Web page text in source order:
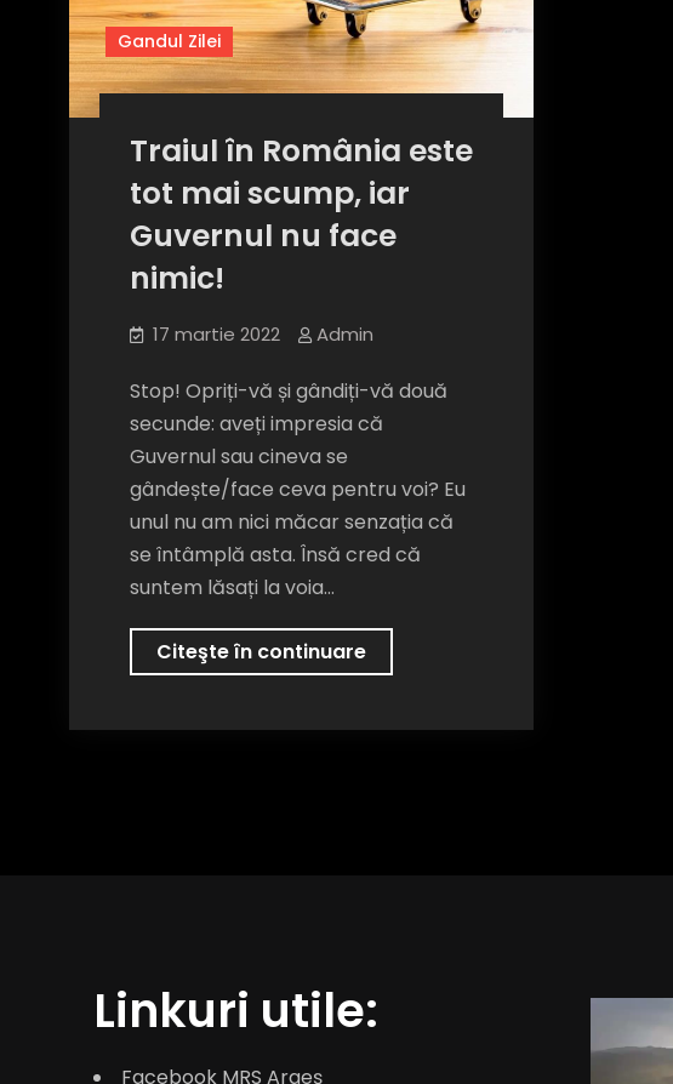
Gandul Zilei
Traiul în România este
tot mai scump, iar
Guvernul nu face
nimic!
17 martie 2022 Admin
Stop! Opriți-vă și gândiți-vă două
secunde: aveți impresia că
Guvernul sau cineva se
gândește/face ceva pentru voi? Eu
unul nu am nici măcar senzația că
se întâmplă asta. Însă cred că
suntem lăsați la voia…
Citeşte în continuareTraiul
în
nimic!
Linkuri utile:
Facebook MRS Argeş